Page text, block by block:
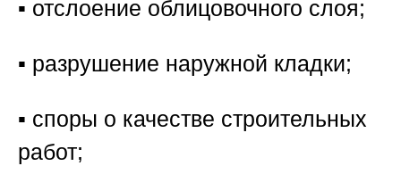
▪️ отслоение облицовочного слоя;
▪️ разрушение наружной кладки;
▪️ споры о качестве строительных
работ;